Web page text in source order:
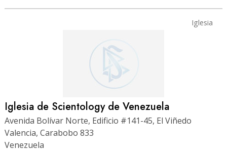
Iglesia
Iglesia de Scientology de Venezuela
Avenida Bolívar Norte, Edificio #141-45, El Viñedo
Valencia, Carabobo 833
Venezuela